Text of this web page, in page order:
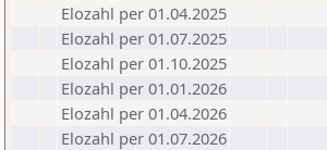
Elozahl per 01.04.2025
Elozahl per 01.07.2025
Elozahl per 01.10.2025
Elozahl per 01.01.2026
Elozahl per 01.04.2026
Elozahl per 01.07.2026